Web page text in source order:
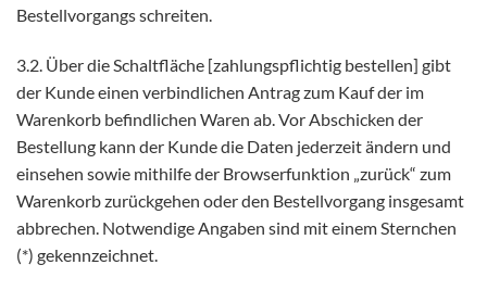
Bestellvorgangs schreiten.
3.2. Über die Schaltfläche [zahlungspflichtig bestellen] gibt
der Kunde einen verbindlichen Antrag zum Kauf der im
Warenkorb befindlichen Waren ab. Vor Abschicken der
Bestellung kann der Kunde die Daten jederzeit ändern und
einsehen sowie mithilfe der Browserfunktion „zurück“ zum
Warenkorb zurückgehen oder den Bestellvorgang insgesamt
abbrechen. Notwendige Angaben sind mit einem Sternchen
(*) gekennzeichnet.